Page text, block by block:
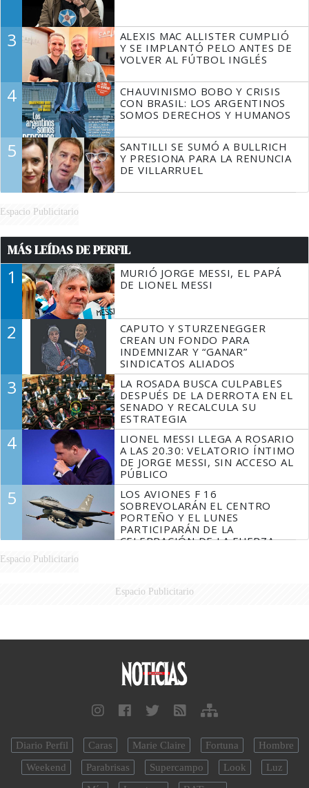
3
ALEXIS MAC ALLISTER CUMPLIÓ
Y SE IMPLANTÓ PELO ANTES DE
VOLVER AL FÚTBOL INGLÉS
4
CHAUVINISMO BOBO Y CRISIS
CON BRASIL: LOS ARGENTINOS
SOMOS DERECHOS Y HUMANOS
5
SANTILLI SE SUMÓ A BULLRICH
Y PRESIONA PARA LA RENUNCIA
DE VILLARRUEL
Espacio Publicitario
MÁS LEÍDAS DE PERFIL
1
MURIÓ JORGE MESSI, EL PAPÁ
DE LIONEL MESSI
2
CAPUTO Y STURZENEGGER
CREAN UN FONDO PARA
INDEMNIZAR Y “GANAR”
SINDICATOS ALIADOS
3
LA ROSADA BUSCA CULPABLES
DESPUÉS DE LA DERROTA EN EL
SENADO Y RECALCULA SU
ESTRATEGIA
4
LIONEL MESSI LLEGA A ROSARIO
A LAS 20.30: VELATORIO ÍNTIMO
DE JORGE MESSI, SIN ACCESO AL
PÚBLICO
5
LOS AVIONES F 16
SOBREVOLARÁN EL CENTRO
PORTEÑO Y EL LUNES
PARTICIPARÁN DE LA
CELEBRACIÓN DE LA FUERZA
Espacio Publicitario
Espacio Publicitario
Diario Perfil Caras Marie Claire Fortuna
Hombre
Weekend
Parabrisas Supercampo Look
Luz